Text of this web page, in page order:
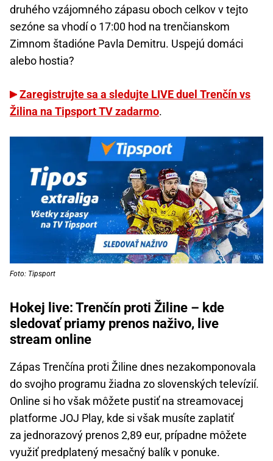
druhého vzájomného zápasu oboch celkov v tejto
sezóne sa vhodí o 17:00 hod na trenčianskom
Zimnom štadióne Pavla Demitru. Uspejú domáci
alebo hostia?
Zaregistrujte sa a sledujte LIVE duel Trenčín vs
Žilina na Tipsport TV zadarmo.
Foto: Tipsport
Hokej live: Trenčín proti Žiline – kde
sledovať priamy prenos naživo, live
stream online
Zápas Trenčína proti Žiline dnes nezakomponovala
do svojho programu žiadna zo slovenských televízií.
Online si ho však môžete pustiť na streamovacej
platforme JOJ Play, kde si však musíte zaplatiť
za jednorazový prenos 2,89 eur, prípadne môžete
využiť predplatený mesačný balík v ponuke.